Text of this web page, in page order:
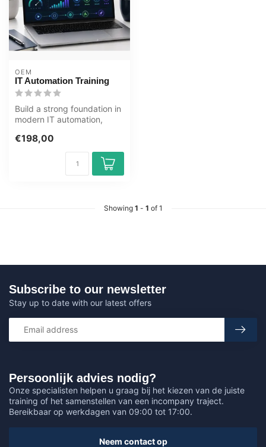
OEM
IT Automation Training
Build a strong foundation in
modern IT automation,
polic...
€198,00
Showing 1 - 1 of 1
Persoonlijk advies nodig?
Onze specialisten helpen u graag bij het kiezen van de juiste
training of het samenstellen van een incompany traject.
Bereikbaar op werkdagen van 09:00 tot 17:00.
Neem contact op
Subscribe to our newsletter
Stay up to date with our latest offers